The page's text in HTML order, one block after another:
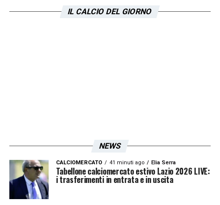
La finale di Coppa Italia potrebbe anche
qualsiasi decisione su di loro verrà presa
dopo la finale di Coppa Italia, con l’eventuale
trofeo che potrebbe rendere più facili le
trattative future.
IL CALCIO DEL GIORNO
NEWS
CALCIOMERCATO 41 minuti ago Elia Serra
Tabellone calciomercato estivo Lazio 2026 LIVE:
i trasferimenti in entrata e in uscita